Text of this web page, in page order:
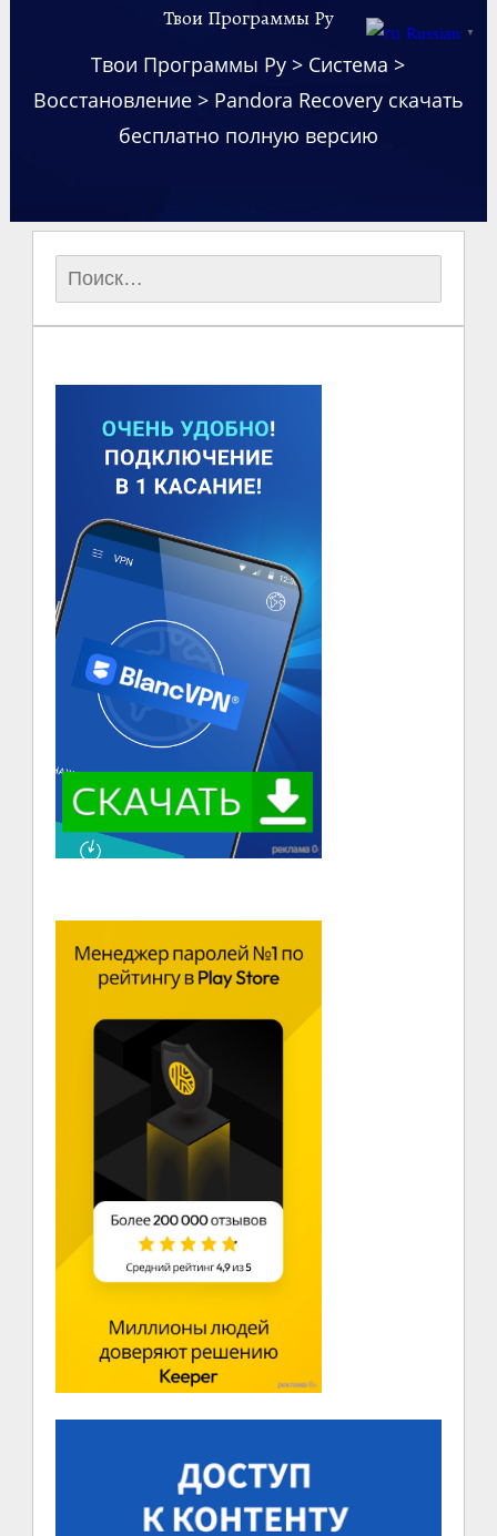
Твои Программы Ру
Твои Программы Ру > Система >
Восстановление> Pandora Recovery скачать
бесплатно полную версию
Найти:
Russian ▼